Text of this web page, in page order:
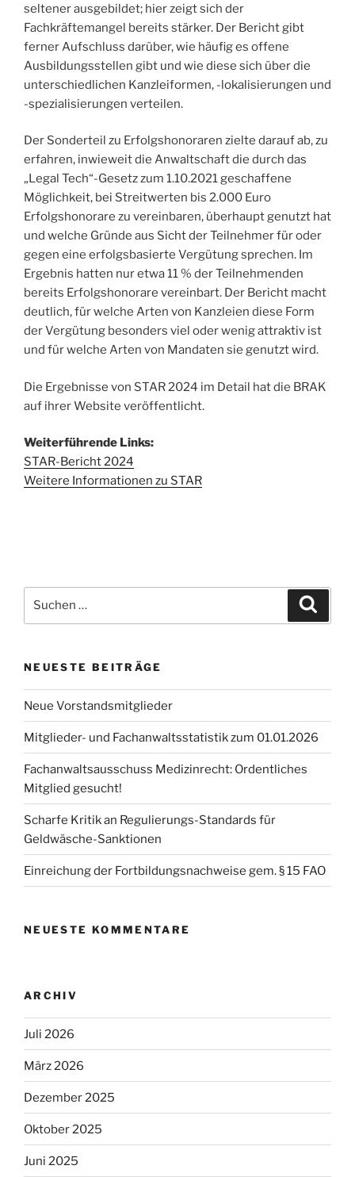
seltener ausgebildet; hier zeigt sich der
Fachkräftemangel bereits stärker. Der Bericht gibt
ferner Aufschluss darüber, wie häufig es offene
Ausbildungsstellen gibt und wie diese sich über die
unterschiedlichen Kanzleiformen, -lokalisierungen und
-spezialisierungen verteilen.
Der Sonderteil zu Erfolgshonoraren zielte darauf ab, zu
erfahren, inwieweit die Anwaltschaft die durch das
„Legal Tech“-Gesetz zum 1.10.2021 geschaffene
Möglichkeit, bei Streitwerten bis 2.000 Euro
Erfolgshonorare zu vereinbaren, überhaupt genutzt hat
und welche Gründe aus Sicht der Teilnehmer für oder
gegen eine erfolgsbasierte Vergütung sprechen. Im
Ergebnis hatten nur etwa 11 % der Teilnehmenden
bereits Erfolgshonorare vereinbart. Der Bericht macht
deutlich, für welche Arten von Kanzleien diese Form
der Vergütung besonders viel oder wenig attraktiv ist
und für welche Arten von Mandaten sie genutzt wird.
Die Ergebnisse von STAR 2024 im Detail hat die BRAK
auf ihrer Website veröffentlicht.
Weiterführende Links:
STAR-Bericht 2024
Weitere Informationen zu STAR
NEUESTE BEITRÄGE
Neue Vorstandsmitglieder
Mitglieder- und Fachanwaltsstatistik zum 01.01.2026
Fachanwaltsausschuss Medizinrecht: Ordentliches
Mitglied gesucht!
Scharfe Kritik an Regulierungs-Standards für
Geldwäsche-Sanktionen
Einreichung der Fortbildungsnachweise gem. § 15 FAO
NEUESTE KOMMENTARE
ARCHIV
Juli 2026
März 2026
Dezember 2025
Oktober 2025
Juni 2025